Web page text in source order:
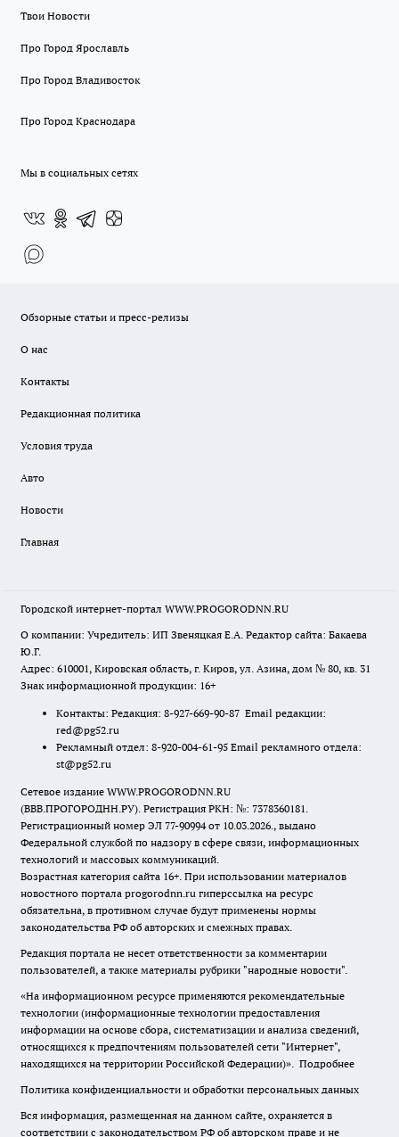
Твои Новости
Про Город Ярославль
Про Город Владивосток
Про Город Краснодара
Мы в социальных сетях
Обзорные статьи и пресс-релизы
О нас
Контакты
Редакционная политика
Условия труда
Авто
Новости
Главная
Городской интернет-портал WWW.PROGORODNN.RU
О компании: Учредитель: ИП Звеняцкая Е.А. Редактор сайта: Бакаева
Ю.Г.
Адрес: 610001, Кировская область, г. Киров, ул. Азина, дом № 80, кв. 31
Знак информационной продукции: 16+
Контакты: Редакция: 8-927-669-90-87 Email редакции:
red@pg52.ru
Рекламный отдел: 8-920-004-61-95 Email рекламного отдела:
st@pg52.ru
Сетевое издание WWW.PROGORODNN.RU
(ВВВ.ПРОГОРОДНН.РУ). Регистрация РКН: №: 7378360181.
Регистрационный номер ЭЛ 77-90994 от 10.03.2026., выдано
Федеральной службой по надзору в сфере связи, информационных
технологий и массовых коммуникаций.
Возрастная категория сайта 16+. При использовании материалов
новостного портала progorodnn.ru гиперссылка на ресурс
обязательна, в противном случае будут применены нормы
законодательства РФ об авторских и смежных правах.
Редакция портала не несет ответственности за комментарии
пользователей, а также материалы рубрики "народные новости".
«На информационном ресурсе применяются рекомендательные
технологии (информационные технологии предоставления
информации на основе сбора, систематизации и анализа сведений,
относящихся к предпочтениям пользователей сети "Интернет",
находящихся на территории Российской Федерации)». Подробнее
Политика конфиденциальности и обработки персональных данных
Вся информация, размещенная на данном сайте, охраняется в
соответствии с законодательством РФ об авторском праве и не